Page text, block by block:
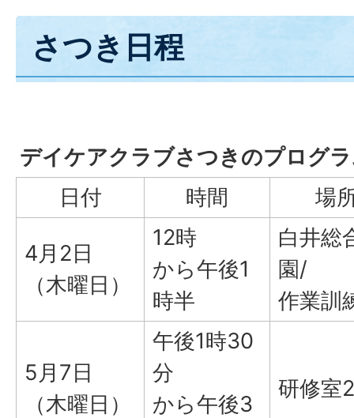
さつき日程
デイケアクラブさつきのプログ
日付
時間 場
4月2日
（木曜日）
12時
から午後1
時半
白井総
園/
作業訓
5月7日
（木曜日）
午後1時30
分
から午後3
研修室2